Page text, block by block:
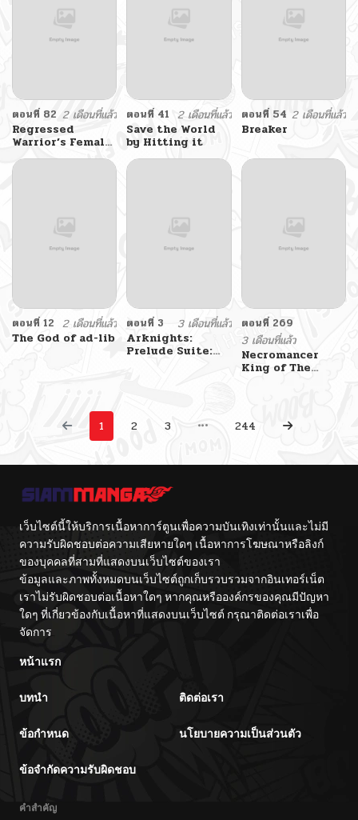
ตอนที่ 82 2 เดือนที่แล้ว
Regressed
Warrior’s Female
Dominance
ตอนที่ 41 2 เดือนที่แล้ว
Save the World
by Hitting it
ตอนที่ 54 2 เดือนที่แล้ว
Breaker
ตอนที่ 12 2 เดือนที่แล้ว
The God of ad-lib
ตอนที่ 3
3 เดือนที่แล้ว
Arknights:
Prelude Suite:
ตอนที่ 269
3 เดือนที่แล้ว
Necromancer
King of The
1
2 3 244
เว็บไซต์นี้ให้บริการเนื้อหาการ์ตูนเพื่อความบันเทิงเท่านั้นและไม่มี
ความรับผิดชอบต่อความเสียหายใดๆ เนื้อหาการโฆษณาหรือลิงก์
ของบุคคลที่สามที่แสดงบนเว็บไซต์ของเรา
ข้อมูลและภาพทั้งหมดบนเว็บไซต์ถูกเก็บรวบรวมจากอินเทอร์เน็ต
เราไม่รับผิดชอบต่อเนื้อหาใดๆ หากคุณหรือองค์กรของคุณมีปัญหา
ใดๆ ที่เกี่ยวข้องกับเนื้อหาที่แสดงบนเว็บไซต์ กรุณาติดต่อเราเพื่อ
จัดการ
หน้าแรก
บทนำ ติดต่อเรา
ข้อกำหนด นโยบายความเป็นส่วนตัว
ข้อจำกัดความรับผิดชอบ
คำสำคัญ